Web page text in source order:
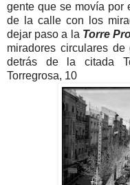
gente que se movía por
de la calle con los
dejar paso a la Torre
miradores circulares
detrás de la citada
Torregrosa, 10